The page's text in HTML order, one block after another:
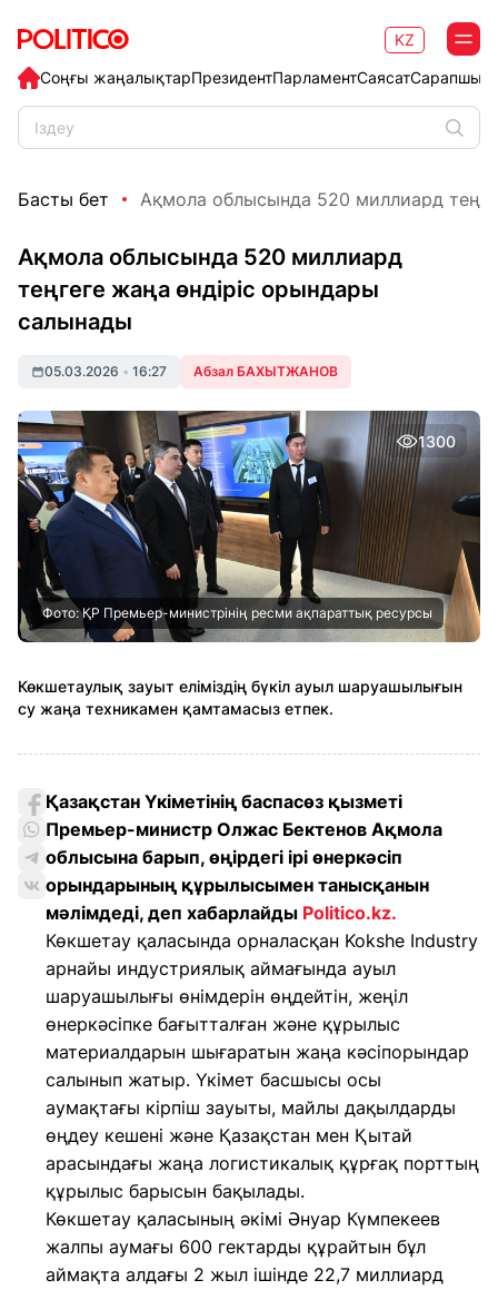
Соңғы жаңалықтарПрезидентПарламентСаясат
KZ
Басты бет Ақмола облысында 520 миллиард
Ақмола облысында 520 миллиард
теңгеге жаңа өндіріс орындары
салынады
05.03.2026 • 16:27 Абзал БАХЫТЖАНОВ
1300
Фото: ҚР Премьер-министрінің ресми ақпараттық ресурсы
Көкшетаулық зауыт еліміздің бүкіл ауыл шаруашылығын
су жаңа техникамен қамтамасыз етпек.
Қазақстан Үкіметінің баспасөз қызметі
Премьер-министр Олжас Бектенов Ақмола
облысына барып, өңірдегі ірі өнеркәсіп
орындарының құрылысымен танысқанын
мәлімдеді, деп хабарлайды Politico.kz.
Көкшетау қаласында орналасқан Kokshe Industry
арнайы индустриялық аймағында ауыл
шаруашылығы өнімдерін өңдейтін, жеңіл
өнеркәсіпке бағытталған және құрылыс
материалдарын шығаратын жаңа кәсіпорындар
салынып жатыр. Үкімет басшысы осы
аумақтағы кірпіш зауыты, майлы дақылдарды
өңдеу кешені және Қазақстан мен Қытай
арасындағы жаңа логистикалық құрғақ порттың
құрылыс барысын бақылады.
Көкшетау қаласының әкімі Әнуар Күмпекеев
жалпы аумағы 600 гектарды құрайтын бұл
аймақта алдағы 2 жыл ішінде 22,7 миллиард